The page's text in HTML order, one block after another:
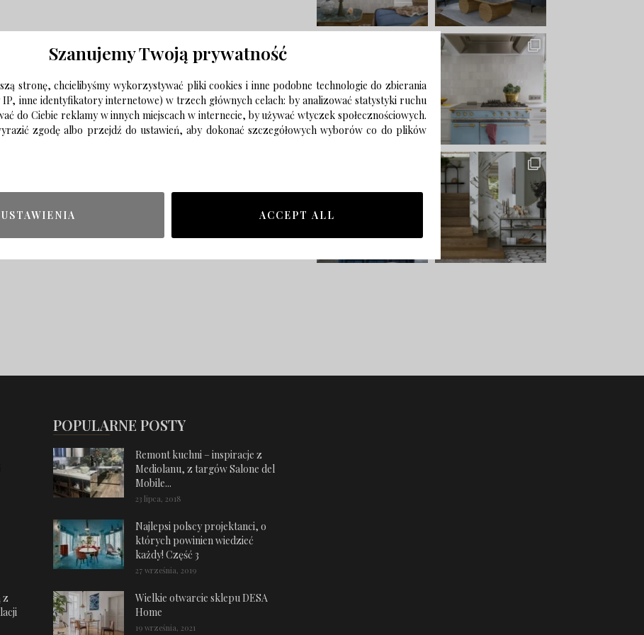
z
POPULARNE POSTY
Remont kuchni – inspiracje z
Mediolanu, z targów Salone del
Mobile...
23 lipca, 2018
Najlepsi polscy projektanci, o
których powinien wiedzieć
każdy! Część 3
27 września, 2019
Wielkie otwarcie sklepu DESA
Home
19 września, 2021
Szanujemy Twoją prywatność
stronę, chcielibyśmy wykorzystywać pliki cookies i inne podobne technologie do zbierania
IP, inne identyfikatory internetowe) w trzech głównych celach: by analizować statystyki ruchu
do Ciebie reklamy w innych miejscach w internecie, by używać wtyczek społecznościowych.
zgodę albo przejdź do ustawień, aby dokonać szczegółowych wyborów co do plików
USTAWIENIA ACCEPT ALL